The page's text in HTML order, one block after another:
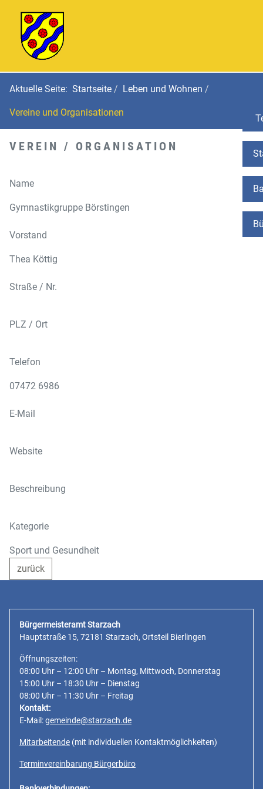
Aktuelle Seite: Startseite Leben und Wohnen
Vereine und Organisationen
VEREIN / ORGANISATION
Name
Gymnastikgruppe Börstingen
Vorstand
Thea Köttig
Straße / Nr.
PLZ / Ort
Telefon
07472 6986
E-Mail
Website
Beschreibung
Kategorie
Sport und Gesundheit
zurück
Bürgermeisteramt Starzach
Hauptstraße 15, 72181 Starzach, Ortsteil Bierlingen
Öffnungszeiten:
08:00 Uhr – 12:00 Uhr – Montag, Mittwoch, Donnerstag
15:00 Uhr – 18:30 Uhr – Dienstag
08:00 Uhr – 11:30 Uhr – Freitag
Kontakt:
E-Mail:gemeinde@starzach.de
Mitarbeitende (mit individuellen Kontaktmöglichkeiten)
Terminvereinbarung Bürgerbüro